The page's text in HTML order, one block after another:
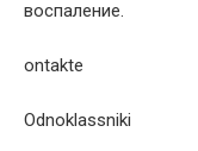
воспаление.
ontakte
Odnoklassniki